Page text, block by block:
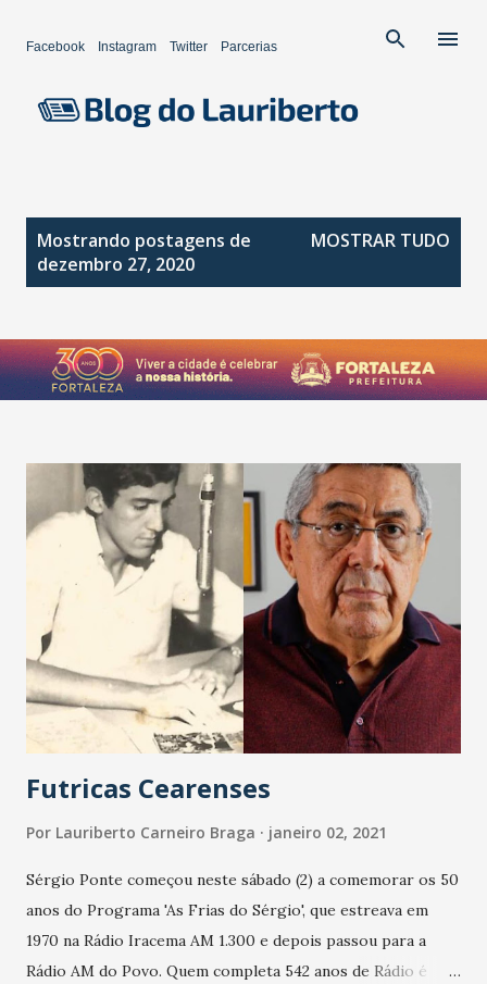
Facebook Instagram Twitter Parcerias
a
g
e
Mostrando postagens de
dezembro 27, 2020
MOSTRAR TUDO
Futricas Cearenses
Por Lauriberto Carneiro Braga janeiro 02, 2021
Sérgio Ponte começou neste sábado (2) a comemorar os 50
anos do Programa 'As Frias do Sérgio', que estreava em
1970 na Rádio Iracema AM 1.300 e depois passou para a
Rádio AM do Povo. Quem completa 542 anos de Rádio é